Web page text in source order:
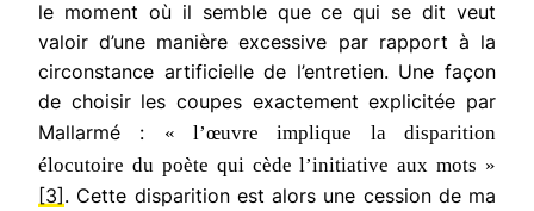
le moment où il semble que ce qui se dit veut
valoir d’une manière excessive par rapport à la
circonstance artificielle de l’entretien. Une façon
de choisir les coupes exactement explicitée par
Mallarmé : « l’œuvre implique la disparition
élocutoire du poète qui cède l’initiative aux mots »
[3]. Cette disparition est alors une cession de ma